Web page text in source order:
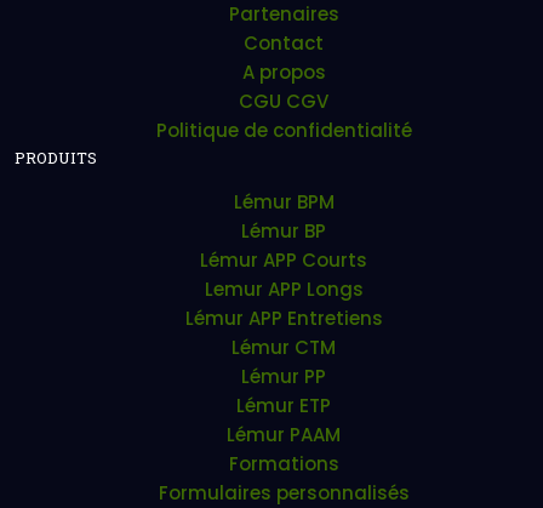
Partenaires
Contact
A propos
CGU CGV
Politique de confidentialité
PRODUITS
Lémur BPM
Lémur BP
Lémur APP Courts
Lemur APP Longs
Lémur APP Entretiens
Lémur CTM
Lémur PP
Lémur ETP
Lémur PAAM
Formations
Formulaires personnalisés